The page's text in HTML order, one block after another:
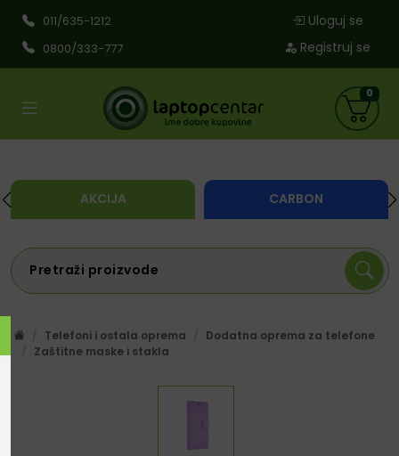
011/635-1212
0800/333-777
Uloguj se
Registruj se
AKCIJA CARBON
0
Telefoni i ostala oprema
Dodatna oprema za telefone
Zaštitne maske i stakla